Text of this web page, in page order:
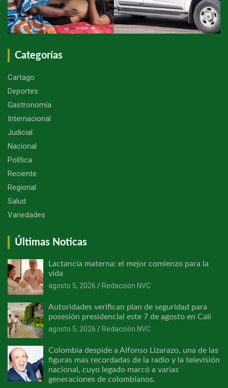
Categorías
Cartago
Deportes
Gastronomía
Internacional
Judicial
Nacional
Política
Reciente
Regional
Salud
Variedades
Últimas Noticas
Lactancia materna: el mejor comienzo para la
vida
agosto 5, 2026
Redacción NVC
Autoridades verifican plan de seguridad para
posesión presidencial este 7 de agosto en Cali
agosto 5, 2026
Redacción NVC
Colombia despide a Alfonso Lizarazo, una de las
figuras más recordadas de la radio y la televisión
nacional, cuyo legado marcó a varias
generaciones de colombianos.